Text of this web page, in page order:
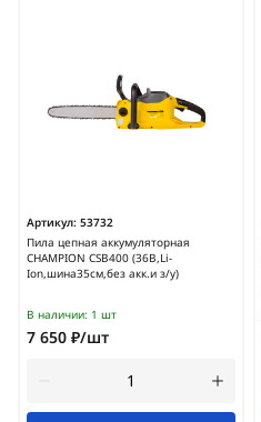
Артикул: 53732
Пила цепная аккумуляторная
CHAMPION CSB400 (36В,Li-
Ion,шина35см,без акк.и з/у)
В наличии: 1 шт
7 650 ₽/шт